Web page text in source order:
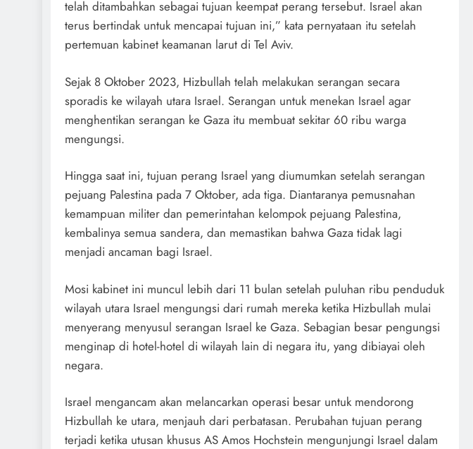
telah ditambahkan sebagai tujuan keempat perang tersebut. Israel akan
terus bertindak untuk mencapai tujuan ini,” kata pernyataan itu setelah
pertemuan kabinet keamanan larut di Tel Aviv.
Sejak 8 Oktober 2023, Hizbullah telah melakukan serangan secara
sporadis ke wilayah utara Israel. Serangan untuk menekan Israel agar
menghentikan serangan ke Gaza itu membuat sekitar 60 ribu warga
mengungsi.
Hingga saat ini, tujuan perang Israel yang diumumkan setelah serangan
pejuang Palestina pada 7 Oktober, ada tiga. Diantaranya pemusnahan
kemampuan militer dan pemerintahan kelompok pejuang Palestina,
kembalinya semua sandera, dan memastikan bahwa Gaza tidak lagi
menjadi ancaman bagi Israel.
Mosi kabinet ini muncul lebih dari 11 bulan setelah puluhan ribu penduduk
wilayah utara Israel mengungsi dari rumah mereka ketika Hizbullah mulai
menyerang menyusul serangan Israel ke Gaza. Sebagian besar pengungsi
menginap di hotel-hotel di wilayah lain di negara itu, yang dibiayai oleh
negara.
Israel mengancam akan melancarkan operasi besar untuk mendorong
Hizbullah ke utara, menjauh dari perbatasan. Perubahan tujuan perang
terjadi ketika utusan khusus AS Amos Hochstein mengunjungi Israel dalam